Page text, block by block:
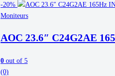
-20%
Moniteurs
AOC 23.6″ C24G2AE
0 out of 5
(0)